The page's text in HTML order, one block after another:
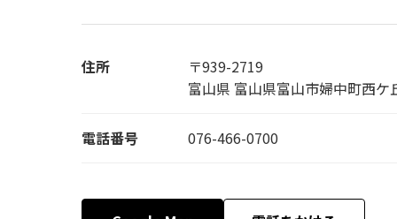
住所
〒939-2719
富山県 富山県富山市婦中町西ケ
電話番号 076-466-0700